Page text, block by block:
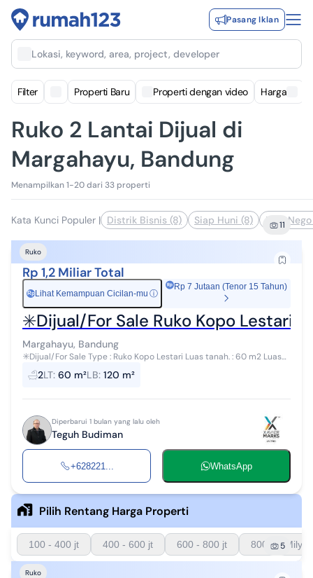
Pasang Iklan
Lokasi, keyword, area, project, developer
Filter Properti Baru Properti dengan video Harga
Ruko 2 Lantai Dijual di
Margahayu, Bandung
Menampilkan 1-20 dari 33 properti
Kata Kunci Populer | Distrik Bisnis (8) Siap Huni (8) Bisa
11
Ruko
Rp 1,2 Miliar Total
Rp Lihat Kemampuan Cicilan-mu ⓘ
Rp 7 Jutaan (Tenor 15 Tahun)
✳️Dijual/For Sale Ruko Kopo Lestari
Margahayu, Bandung
✳️Dijual/For Sale Type : Ruko Kopo Lestari Luas tanah. : 60 m2 Luas
2LT: 60 m²LB: 120 m²
Diperbarui 1 bulan yang lalu oleh
Teguh Budiman
+628221... WhatsApp
Pilih Rentang Harga Properti
100 - 400 jt 400 - 600 jt 600 - 800 jt 800 - 1 Milyar
5
Ruko